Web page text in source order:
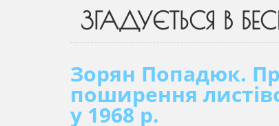
ЗГАДУЄТЬСЯ В
Зорян Попадюк.
поширення
у 1968 р.